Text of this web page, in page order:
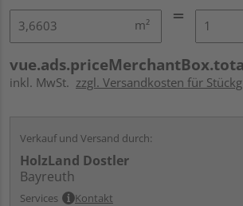
m²
inkl. MwSt. zzgl. Versandkosten für
Verkauf und Versand durch:
HolzLand Dostler
Bayreuth
Services Kontakt